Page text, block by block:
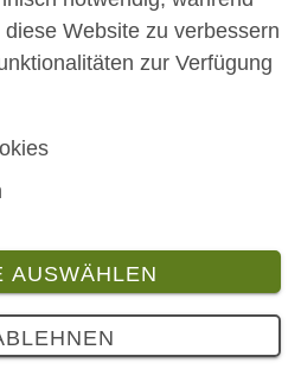
die Macher und
ohne Streuverlust. Mit
Banner auf world-
in einer reichweiten-
Website zu verbessern
zur Verfügung
AUSWÄHLEN